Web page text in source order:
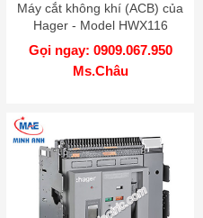
Máy cắt không khí (ACB) của
Hager - Model HWX116
Gọi ngay: 0909.067.950
Ms.Châu